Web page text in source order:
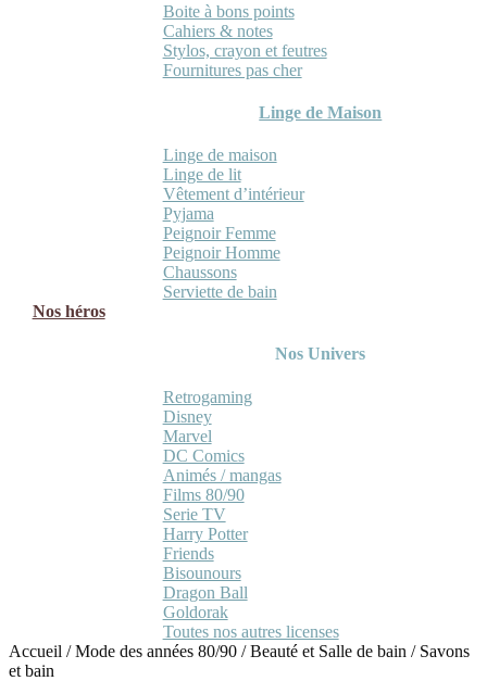
Boite à bons points
Cahiers & notes
Stylos, crayon et feutres
Fournitures pas cher
Linge de Maison
Linge de maison
Linge de lit
Vêtement d’intérieur
Pyjama
Peignoir Femme
Peignoir Homme
Chaussons
Serviette de bain
Nos héros
Nos Univers
Retrogaming
Disney
Marvel
DC Comics
Animés / mangas
Films 80/90
Serie TV
Harry Potter
Friends
Bisounours
Dragon Ball
Goldorak
Toutes nos autres licenses
Accueil /Mode des années 80/90 /Beauté et Salle de bain / Savons
et bain